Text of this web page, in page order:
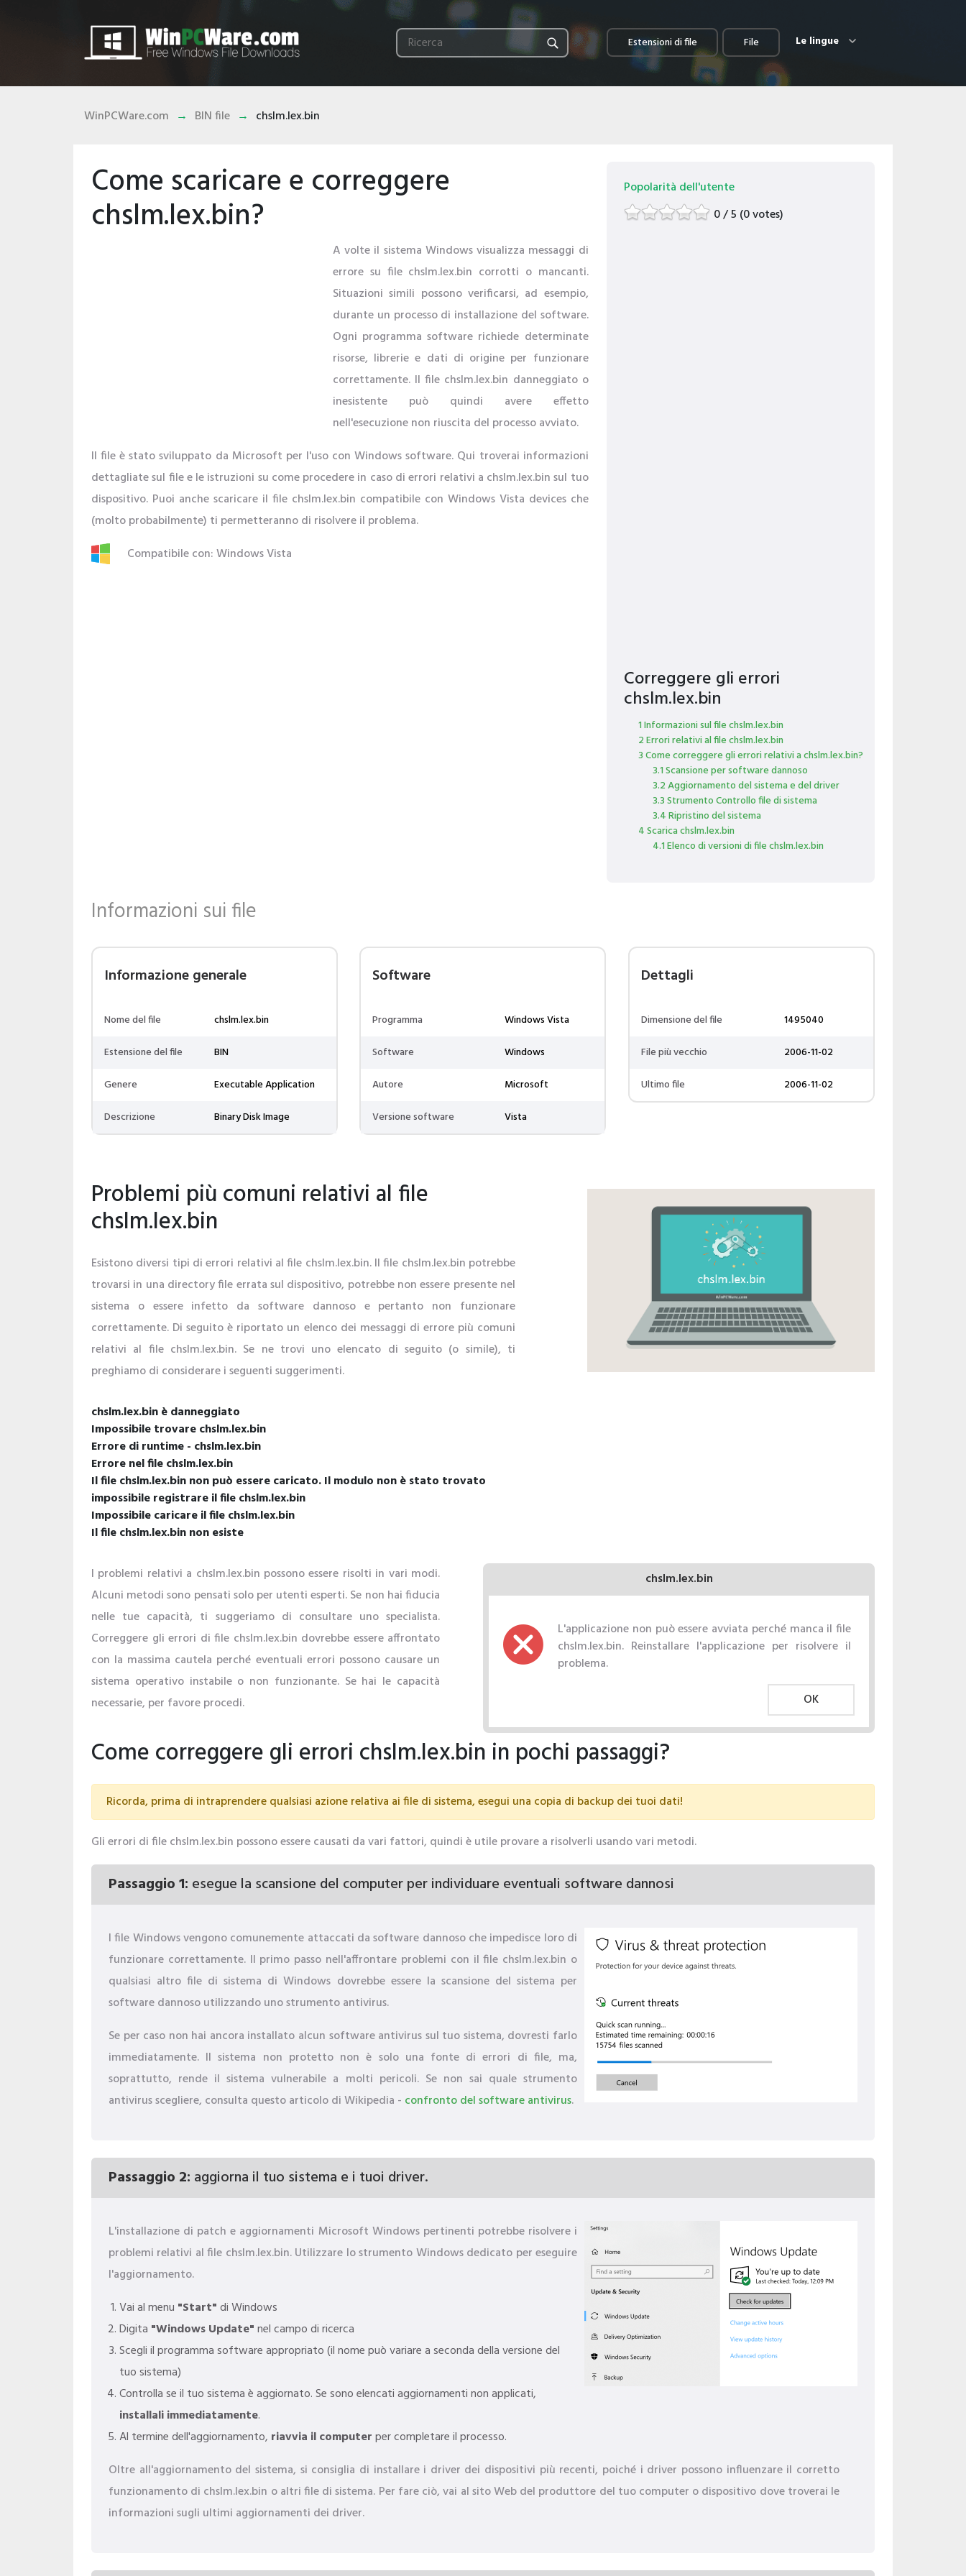
Estensioni di file File Le lingue
WinPCWare.com BIN file chslm.lex.bin
Come scaricare e correggere
chslm.lex.bin?
A volte il sistema Windows visualizza messaggi di
errore su file chslm.lex.bin corrotti o mancanti.
Situazioni simili possono verificarsi, ad esempio,
durante un processo di installazione del software.
Ogni programma software richiede determinate
risorse, librerie e dati di origine per funzionare
correttamente. Il file chslm.lex.bin danneggiato o
inesistente può quindi avere effetto
nell'esecuzione non riuscita del processo avviato.
Il file è stato sviluppato da Microsoft per l'uso con Windows software. Qui troverai informazioni
dettagliate sul file e le istruzioni su come procedere in caso di errori relativi a chslm.lex.bin sul tuo
dispositivo. Puoi anche scaricare il file chslm.lex.bin compatibile con Windows Vista devices che
(molto probabilmente) ti permetteranno di risolvere il problema.
Compatibile con: Windows Vista
Popolarità dell'utente
0 / 5 (0 votes)
Correggere gli errori
chslm.lex.bin
1 Informazioni sul file chslm.lex.bin
2 Errori relativi al file chslm.lex.bin
3 Come correggere gli errori relativi a chslm.lex.bin?
3.1 Scansione per software dannoso
3.2 Aggiornamento del sistema e del driver
3.3 Strumento Controllo file di sistema
3.4 Ripristino del sistema
4 Scarica chslm.lex.bin
4.1 Elenco di versioni di file chslm.lex.bin
Informazioni sui file
Informazione generale
Nome del file
chslm.lex.bin
Estensione del file
BIN
Genere
Executable Application
Descrizione
Binary Disk Image
Software
Programma
Windows Vista
Software
Windows
Autore
Microsoft
Versione software
Vista
Dettagli
Dimensione del file
1495040
File più vecchio
2006-11-02
Ultimo file
2006-11-02
Problemi più comuni relativi al file
chslm.lex.bin
Esistono diversi tipi di errori relativi al file chslm.lex.bin. Il file chslm.lex.bin potrebbe
trovarsi in una directory file errata sul dispositivo, potrebbe non essere presente nel
sistema o essere infetto da software dannoso e pertanto non funzionare
correttamente. Di seguito è riportato un elenco dei messaggi di errore più comuni
relativi al file chslm.lex.bin. Se ne trovi uno elencato di seguito (o simile), ti
preghiamo di considerare i seguenti suggerimenti.
chslm.lex.bin è danneggiato
Impossibile trovare chslm.lex.bin
Errore di runtime - chslm.lex.bin
Errore nel file chslm.lex.bin
Il file chslm.lex.bin non può essere caricato. Il modulo non è stato trovato
impossibile registrare il file chslm.lex.bin
Impossibile caricare il file chslm.lex.bin
Il file chslm.lex.bin non esiste
chslm.lex.bin
L'applicazione non può essere avviata perché manca il file
chslm.lex.bin. Reinstallare l'applicazione per risolvere il
problema.
OK
I problemi relativi a chslm.lex.bin possono essere risolti in vari modi.
Alcuni metodi sono pensati solo per utenti esperti. Se non hai fiducia
nelle tue capacità, ti suggeriamo di consultare uno specialista.
Correggere gli errori di file chslm.lex.bin dovrebbe essere affrontato
con la massima cautela perché eventuali errori possono causare un
sistema operativo instabile o non funzionante. Se hai le capacità
necessarie, per favore procedi.
Come correggere gli errori chslm.lex.bin in pochi passaggi?
Ricorda, prima di intraprendere qualsiasi azione relativa ai file di sistema, esegui una copia di backup dei tuoi dati!
Gli errori di file chslm.lex.bin possono essere causati da vari fattori, quindi è utile provare a risolverli usando vari metodi.
Passaggio 1: esegue la scansione del computer per individuare eventuali software dannosi
I file Windows vengono comunemente attaccati da software dannoso che impedisce loro di
funzionare correttamente. Il primo passo nell'affrontare problemi con il file chslm.lex.bin o
qualsiasi altro file di sistema di Windows dovrebbe essere la scansione del sistema per
software dannoso utilizzando uno strumento antivirus.
Se per caso non hai ancora installato alcun software antivirus sul tuo sistema, dovresti farlo
immediatamente. Il sistema non protetto non è solo una fonte di errori di file, ma,
soprattutto, rende il sistema vulnerabile a molti pericoli. Se non sai quale strumento
antivirus scegliere, consulta questo articolo di Wikipedia - confronto del software antivirus.
Passaggio 2: aggiorna il tuo sistema e i tuoi driver.
L'installazione di patch e aggiornamenti Microsoft Windows pertinenti potrebbe risolvere i
problemi relativi al file chslm.lex.bin. Utilizzare lo strumento Windows dedicato per eseguire
l'aggiornamento.
Vai al menu "Start"di Windows
Digita "Windows Update"nel campo di ricerca
Scegli il programma software appropriato (il nome può variare a seconda della versione del
tuo sistema)
Controlla se il tuo sistema è aggiornato. Se sono elencati aggiornamenti non applicati,
installali immediatamente.
Al termine dell'aggiornamento, riavvia il computerper completare il processo.
Oltre all'aggiornamento del sistema, si consiglia di installare i driver dei dispositivi più recenti, poiché i driver possono influenzare il corretto
funzionamento di chslm.lex.bin o altri file di sistema. Per fare ciò, vai al sito Web del produttore del tuo computer o dispositivo dove troverai le
informazioni sugli ultimi aggiornamenti dei driver.